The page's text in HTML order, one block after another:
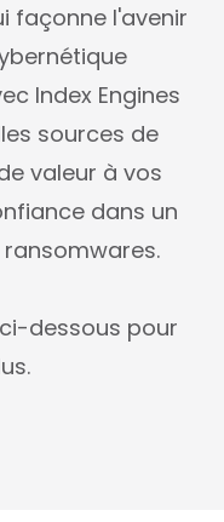
façonne l'avenir
Index Engines
sources de
valeur à vos
dans un
dessous pour